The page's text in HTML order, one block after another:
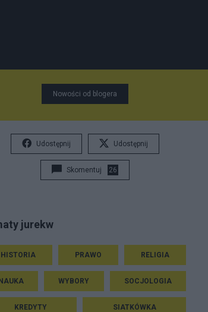
Nowości od blogera
Udostępnij Udostępnij
Skomentuj 26
jurekw
HISTORIA PRAWO RELIGIA
WYBORY SOCJOLOGIA
KREDYTY SIATKÓWKA